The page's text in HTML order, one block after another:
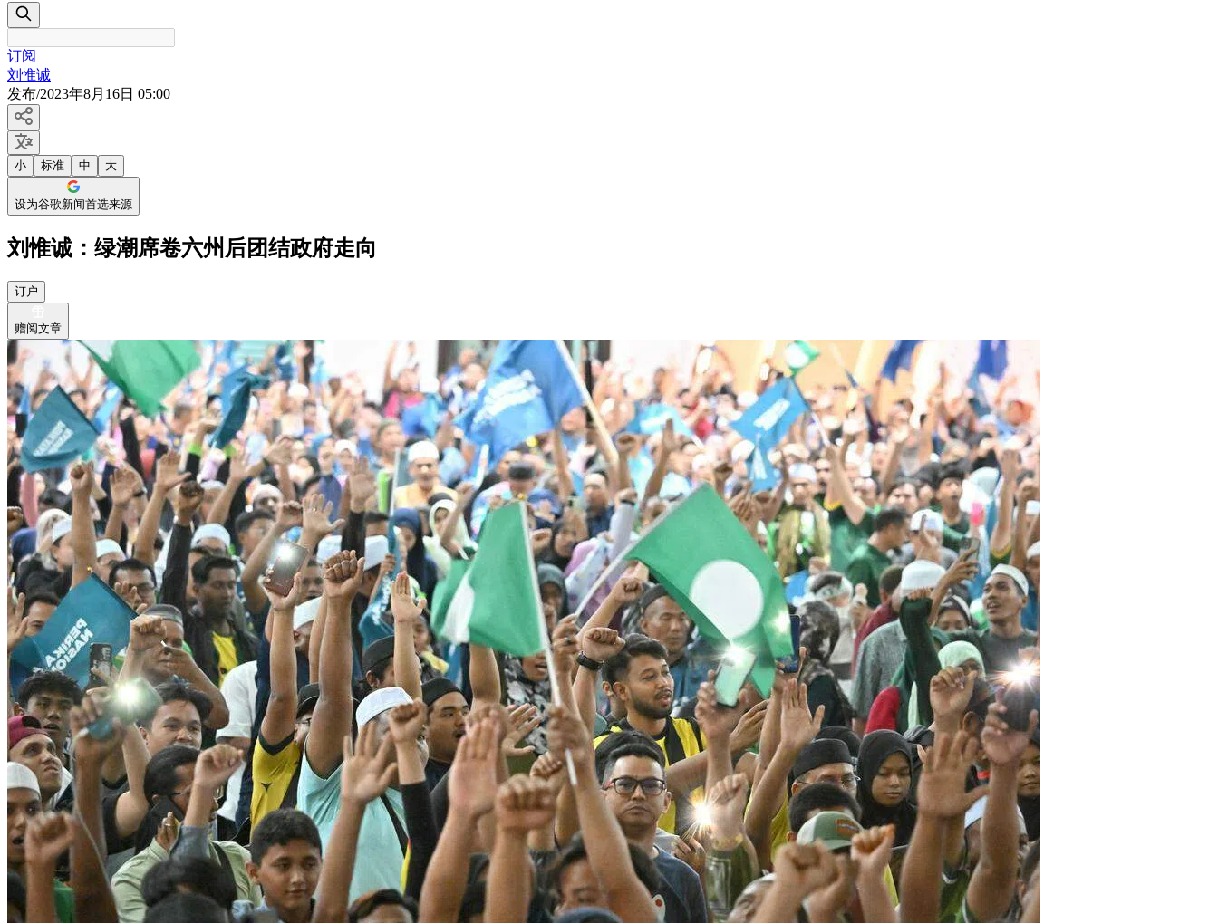
订阅
刘惟诚
发布/2023年8月16日 05:00
小 标准 中 大
设为谷歌新闻首选来源
刘惟诚：绿潮席卷六州后团结政府走向
订户
赠阅文章